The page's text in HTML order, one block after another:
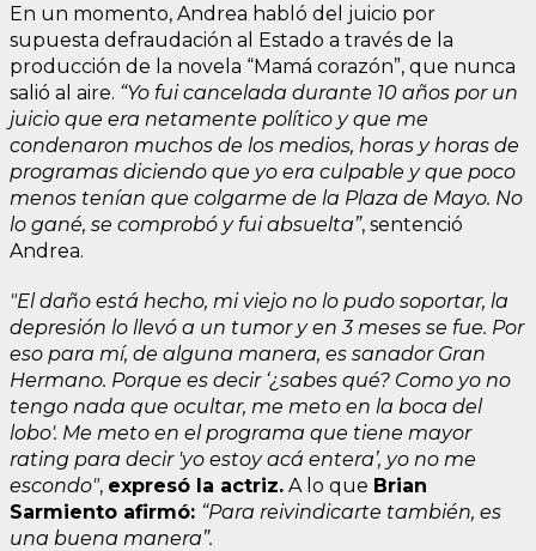
En un momento, Andrea habló del juicio por
supuesta defraudación al Estado a través de la
producción de la novela “Mamá corazón”, que nunca
salió al aire. “Yo fui cancelada durante 10 años por un
juicio que era netamente político y que me
condenaron muchos de los medios, horas y horas de
programas diciendo que yo era culpable y que poco
menos tenían que colgarme de la Plaza de Mayo. No
lo gané, se comprobó y fui absuelta”, sentenció
Andrea.
"El daño está hecho, mi viejo no lo pudo soportar, la
depresión lo llevó a un tumor y en 3 meses se fue. Por
eso para mí, de alguna manera, es sanador Gran
Hermano. Porque es decir ‘¿sabes qué? Como yo no
tengo nada que ocultar, me meto en la boca del
lobo'. Me meto en el programa que tiene mayor
rating para decir 'yo estoy acá entera’, yo no me
escondo", expresó la actriz. A lo que Brian
Sarmiento afirmó: “Para reivindicarte también, es
una buena manera”.